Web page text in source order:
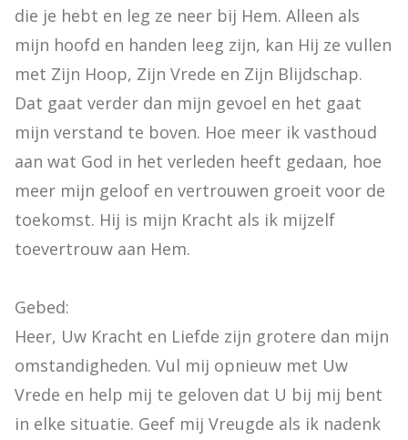
die je hebt en leg ze neer bij Hem. Alleen als
mijn hoofd en handen leeg zijn, kan Hij ze vullen
met Zijn Hoop, Zijn Vrede en Zijn Blijdschap.
Dat gaat verder dan mijn gevoel en het gaat
mijn verstand te boven. Hoe meer ik vasthoud
aan wat God in het verleden heeft gedaan, hoe
meer mijn geloof en vertrouwen groeit voor de
toekomst. Hij is mijn Kracht als ik mijzelf
toevertrouw aan Hem.
Gebed:
Heer, Uw Kracht en Liefde zijn grotere dan mijn
omstandigheden. Vul mij opnieuw met Uw
Vrede en help mij te geloven dat U bij mij bent
in elke situatie. Geef mij Vreugde als ik nadenk